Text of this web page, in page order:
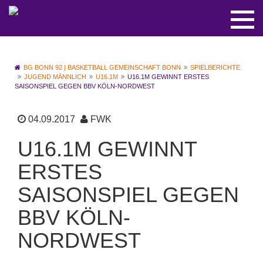
BG BONN 92 | BASKETBALL GEMEINSCHAFT BONN
SPIELBERICHTE
JUGEND MÄNNLICH
U16.1M
U16.1M GEWINNT ERSTES
SAISONSPIEL GEGEN BBV KÖLN-NORDWEST
04.09.2017 FWK
U16.1M GEWINNT
ERSTES
SAISONSPIEL GEGEN
BBV KÖLN-
NORDWEST